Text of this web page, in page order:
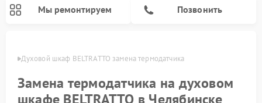
Мы ремонтируем Позвонить
Духовой шкаф BELTRATTO замена термодатчика
Замена термодатчика на духовом
шкафе BELTRATTO в Челябинске